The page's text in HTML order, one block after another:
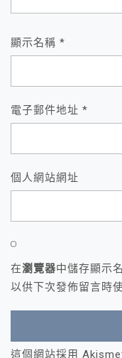
顯示名稱 *
電子郵件地址 *
個人網站網址
在瀏覽器中儲存顯示
以供下次發佈留言時
這個網站採用